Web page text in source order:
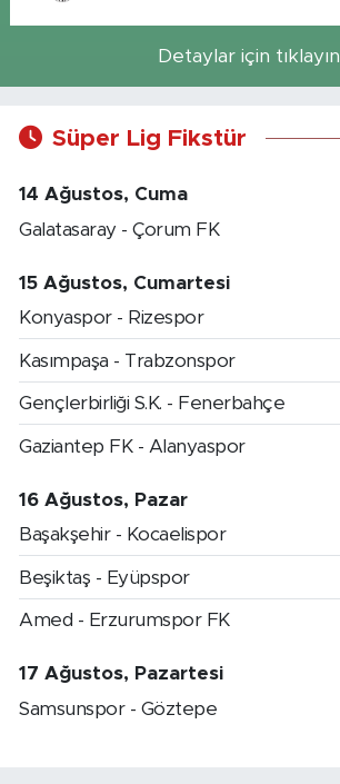
Detaylar için tıklayın
Süper Lig Fikstür
14 Ağustos, Cuma
Galatasaray - Çorum FK
15 Ağustos, Cumartesi
Konyaspor - Rizespor
Kasımpaşa - Trabzonspor
Gençlerbirliği S.K. - Fenerbahçe
Gaziantep FK - Alanyaspor
16 Ağustos, Pazar
Başakşehir - Kocaelispor
Beşiktaş - Eyüpspor
Amed - Erzurumspor FK
17 Ağustos, Pazartesi
Samsunspor - Göztepe